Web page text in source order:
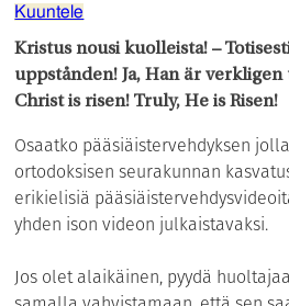
Kuuntele
Kristus nousi kuolleista! –
uppstånden! Ja, Han är
Christ is risen! Truly, He is Risen!
Osaatko pääsiäistervehdyksen
ortodoksisen seurakunnan
erikielisiä
yhden ison videon julkaistavaksi.
Jos olet alaikäinen, pyydä